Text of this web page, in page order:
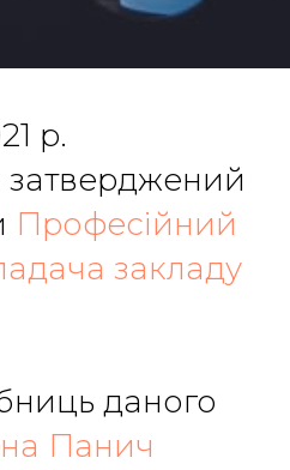
р.
затверджений
Професійний
закладу
даного
Панич